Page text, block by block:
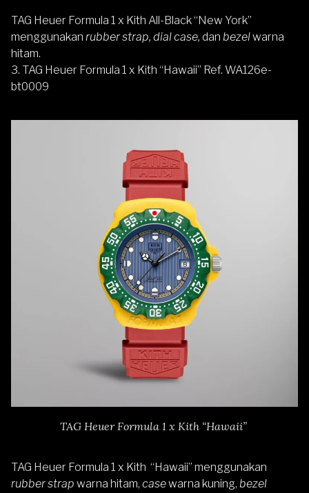
TAG Heuer Formula 1 x Kith All-Black “New York”
menggunakan rubber strap, dial case, dan bezelwarna
hitam.
3. TAG Heuer Formula 1 x Kith “Hawaii” Ref. WA126e-
bt0009
TAG Heuer Formula 1 x Kith “Hawaii”
TAG Heuer Formula 1 x Kith “Hawaii” menggunakan
rubber strap warna hitam, casewarna kuning, bezel